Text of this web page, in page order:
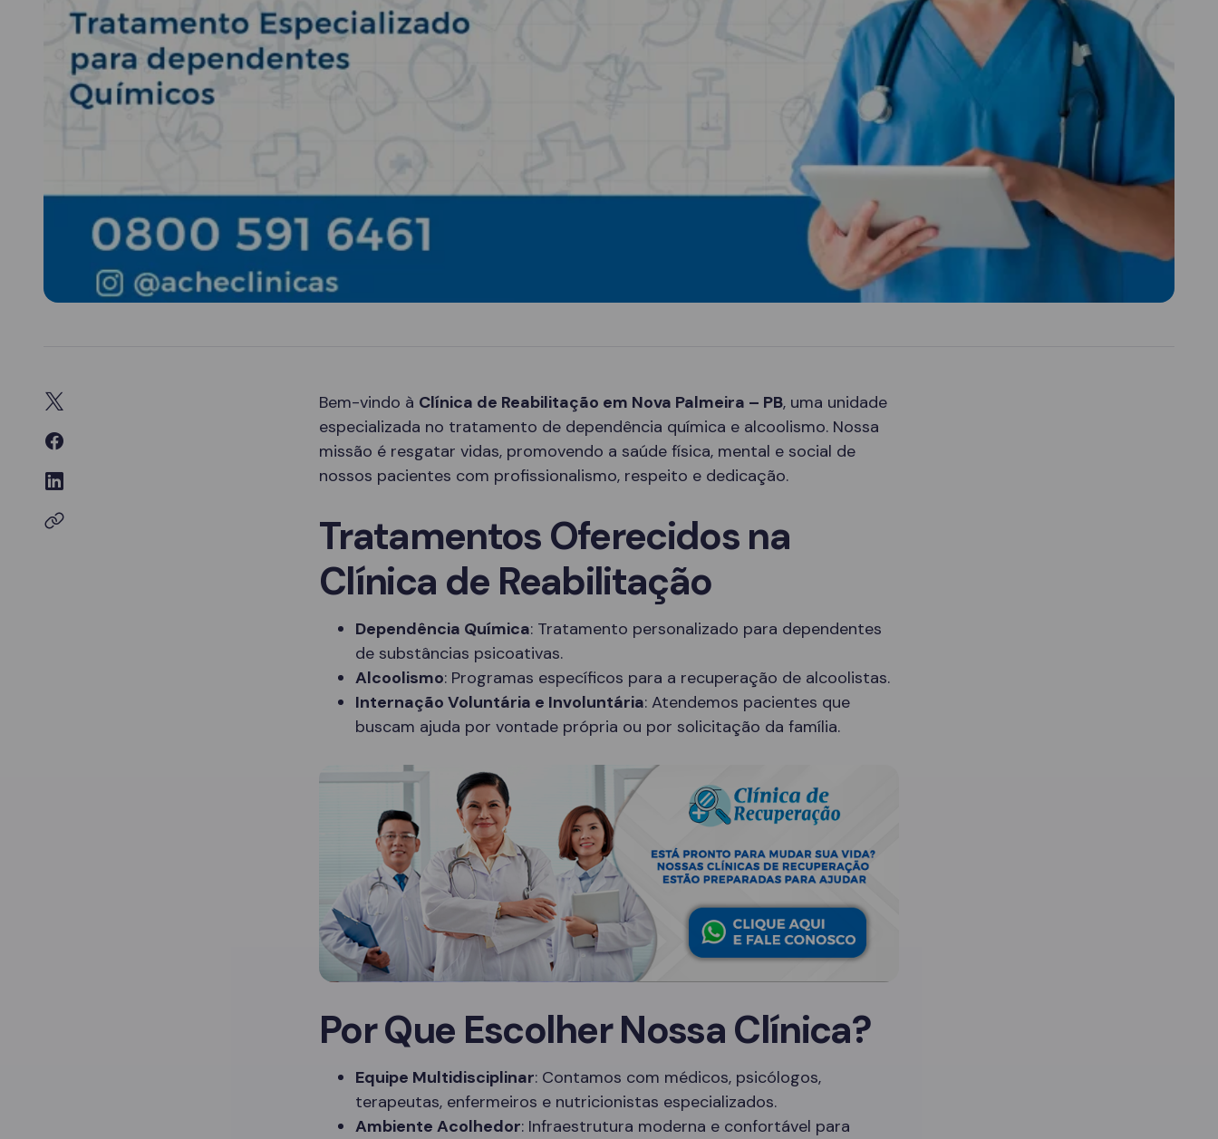
Bem-vindo à Clínica de Reabilitação em Nova Palmeira – PB, uma unidade
especializada no tratamento de dependência química e alcoolismo. Nossa
missão é resgatar vidas, promovendo a saúde física, mental e social de
nossos pacientes com profissionalismo, respeito e dedicação.
Tratamentos Oferecidos na
Clínica de Reabilitação
Dependência Química: Tratamento personalizado para dependentes
de substâncias psicoativas.
Alcoolismo: Programas específicos para a recuperação de alcoolistas.
Internação Voluntária e Involuntária: Atendemos pacientes que
buscam ajuda por vontade própria ou por solicitação da família.
Por Que Escolher Nossa Clínica?
Equipe Multidisciplinar: Contamos com médicos, psicólogos,
terapeutas, enfermeiros e nutricionistas especializados.
Ambiente Acolhedor: Infraestrutura moderna e confortável para